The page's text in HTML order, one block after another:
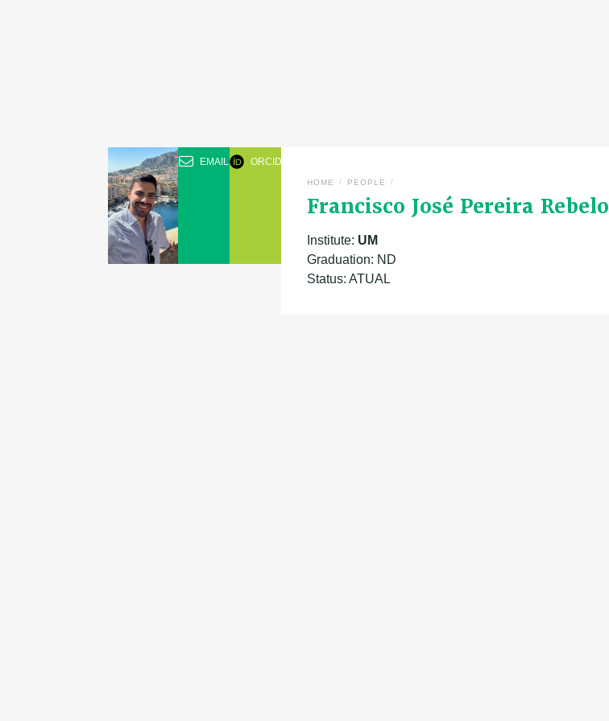
EMAIL ORCID
Francisco José Pereira Rebelo
HOME / PEOPLE /
Institute: UM
Graduation: ND
Status: ATUAL